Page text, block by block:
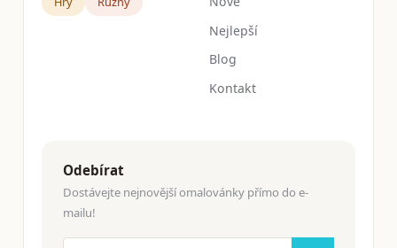
Nejlepší
Blog
Kontakt
Odebírat
Dostávejte nejnovější omalovánky přímo do e-
mailu!